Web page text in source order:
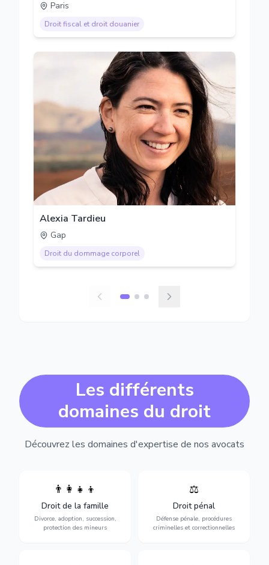
Paris
Droit fiscal et droit douanier
Alexia Tardieu
Gap
Droit du dommage corporel
Les différents
domaines du droit
Découvrez les domaines d'expertise de nos avocats
👨‍👩‍👧‍👦
Droit de la famille
Divorce, adoption, succession,
protection des mineurs
Divorce, garde d'enfants,
adoption, succession et
protection des personnes
vulnérables.
⚖️
Droit pénal
Défense pénale, procédures
criminelles et correctionnelles
Expertise en matière pénale,
vue jusqu'au procès, pour
toute affaire correctionnelle
ou criminelle.